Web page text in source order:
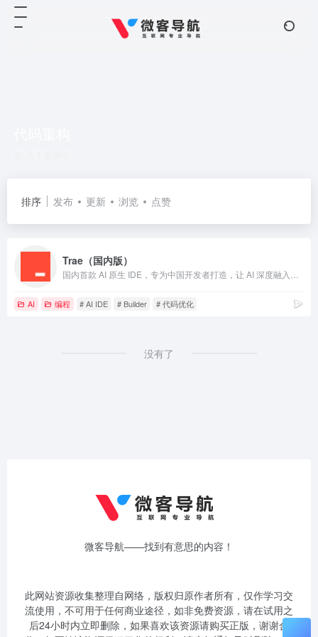
排序 发布 更新 浏览 点赞
Trae（国内版）
AI 编程 # AI IDE # Builder # 代码优化
没有了
微客导航——找到有意思的内容！
此网站资源收集整理自网络，版权归原作者所有，仅作学习交
流使用，不可用于任何商业途径，如非免费资源，请在试用之
后24小时内立即删除，如果喜欢该资源请购买正版，谢谢合